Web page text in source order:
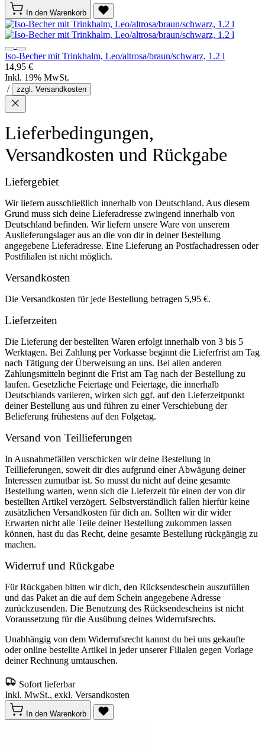
In den Warenkorb
Iso-Becher mit Trinkhalm, Leo/altrosa/braun/schwarz, 1.2 l
14,95 €
Inkl. 19% MwSt.
/
zzgl. Versandkosten
Lieferbedingungen,
Versandkosten und Rückgabe
Liefergebiet
Wir liefern ausschließlich innerhalb von Deutschland. Aus diesem
Grund muss sich deine Lieferadresse zwingend innerhalb von
Deutschland befinden. Wir liefern unsere Ware von unserem
Auslieferungslager aus an die von dir in deiner Bestellung
angegebene Lieferadresse. Eine Lieferung an Postfachadressen oder
Postfilialen ist nicht möglich.
Versandkosten
Die Versandkosten für jede Bestellung betragen 5,95 €.
Lieferzeiten
Die Lieferung der bestellten Waren erfolgt innerhalb von 3 bis 5
Werktagen. Bei Zahlung per Vorkasse beginnt die Lieferfrist am Tag
nach Tätigung der Überweisung an uns. Bei allen anderen
Zahlungsmitteln beginnt die Frist am Tag nach der Bestellung zu
laufen. Gesetzliche Feiertage und Feiertage, die innerhalb
Deutschlands variieren, wirken sich ggf. auf den Lieferzeitpunkt
deiner Bestellung aus und führen zu einer Verschiebung der
Belieferung frühestens auf den Folgetag.
Versand von Teillieferungen
In Ausnahmefällen verschicken wir deine Bestellung in
Teillieferungen, soweit dir dies aufgrund einer Abwägung deiner
Interessen zumutbar ist. So musst du nicht auf deine gesamte
Bestellung warten, wenn sich die Lieferzeit für einen der von dir
bestellten Artikel verzögert. Selbstverständlich fallen hierfür keine
zusätzlichen Versandkosten für dich an. Sollten wir dir wider
Erwarten nicht alle Teile deiner Bestellung zukommen lassen
können, hast du das Recht, deine gesamte Bestellung rückgängig zu
machen.
Widerruf und Rückgabe
Für Rückgaben bitten wir dich, den Rücksendeschein auszufüllen
und das Paket an die auf dem Schein angegebene Adresse
zurückzusenden. Die Benutzung des Rücksendescheins ist nicht
Voraussetzung für die Ausübung deines Widerrufsrechts.
Unabhängig von dem Widerrufsrecht kannst du bei uns gekaufte
oder online bestellte Artikel in jeder unserer Filialen gegen Vorlage
deiner Rechnung umtauschen.
Sofort lieferbar
Inkl. MwSt., exkl. Versandkosten
In den Warenkorb